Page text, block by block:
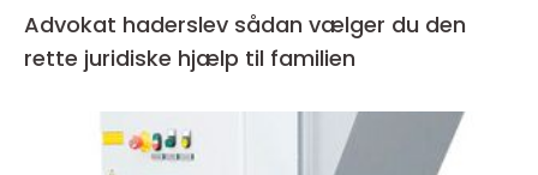
Advokat haderslev sådan vælger du den
rette juridiske hjælp til familien